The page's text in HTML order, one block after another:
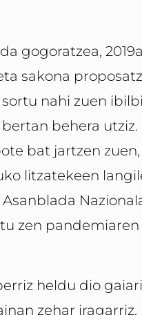
gogoratzea,
sakona
nahi zuen
behera
bat jartzen
litzatekeen
Asanblada
zen pandemiaren
heldu dio
zehar